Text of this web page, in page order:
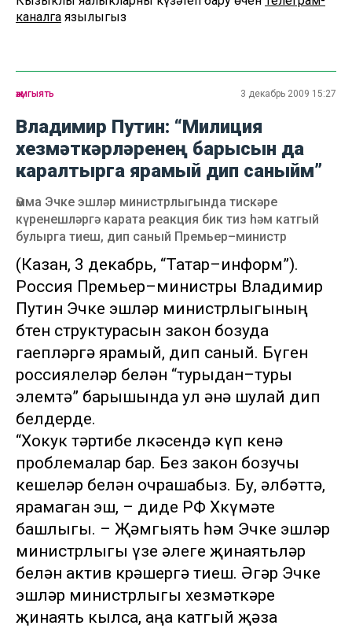
каналга язылыгыз
җәмгыять 3 декабрь 2009 15:27
Владимир Путин: “Милиция
хезмәткәрләренең барысын да
каралтырга ярамый дип саныйм”
Әмма Эчке эшләр министрлыгында тискәре
күренешләргә карата реакция бик тиз һәм катгый
булырга тиеш, дип саный Премьер–министр
(Казан, 3 декабрь, “Татар–информ”).
Россия Премьер–министры Владимир
Путин Эчке эшләр министрлыгының
бөтен структурасын закон бозуда
гаепләргә ярамый, дип саный. Бүген
россиялеләр белән “турыдан–туры
элемтә” барышында ул әнә шулай дип
белдерде.
“Хокук тәртибе өлкәсендә күп кенә
проблемалар бар. Без закон бозучы
кешеләр белән очрашабыз. Бу, әлбәттә,
ярамаган эш, – диде РФ Хөкүмәте
башлыгы. – Җәмгыять һәм Эчке эшләр
министрлыгы үзе әлеге җинаятьләр
белән актив көрәшергә тиеш. Әгәр Эчке
эшләр министрлыгы хезмәткәре
җинаять кылса, аңа катгый җәза